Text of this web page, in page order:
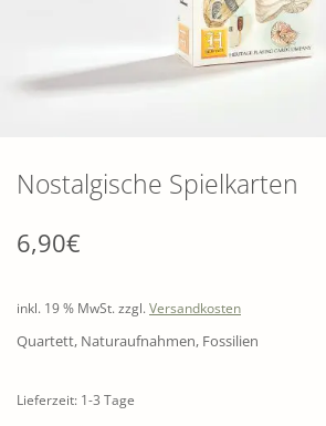
Nostalgische Spielkarten
6,90€
inkl. 19 % MwSt. zzgl. Versandkosten
Quartett, Naturaufnahmen, Fossilien
Lieferzeit: 1-3 Tage